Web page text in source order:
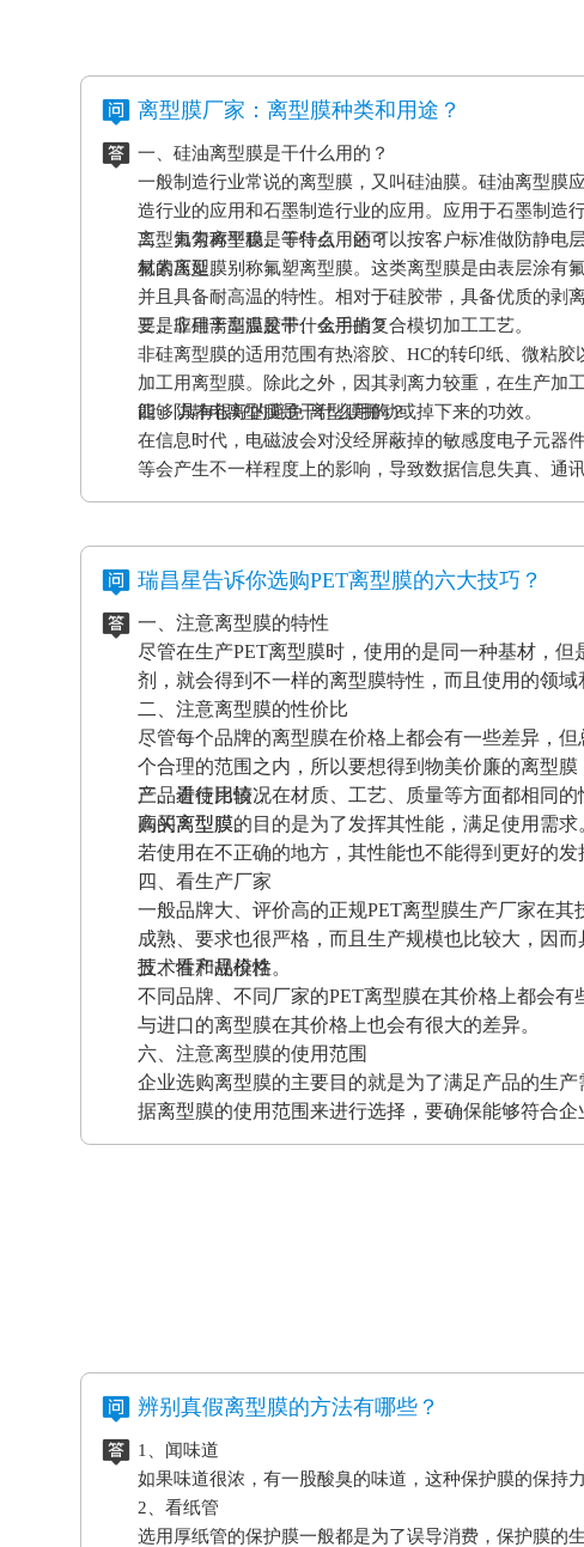
离型膜厂家：离型膜种类和用途？
一、硅油离型膜是干什么用的？
一般制造行业常说的离型膜，又叫硅油膜。硅油离型膜
造行业的应用和石墨制造行业的应用。应用于石墨制造
离型力匀称平稳、等特点，还可以按客户标准做防静电
材的压延。
二、氟素离型膜是干什么用的？
氟素离型膜别称氟塑离型膜。这类离型膜是由表层涂有
并且具备耐高温的特性。相对于硅胶带，具备优质的剥
要是应用于高温胶带、金手指复合模切加工工艺。
三、非硅离型膜是干什么用的？
非硅离型膜的适用范围有热溶胶、HC的转印纸、微粘胶
加工用离型膜。除此之外，因其剥离力较重，在生产加
能够 具有很好的避免 离型膜挪动或掉下来的功效。
四、防静电离型膜是干什么用的？
在信息时代，电磁波会对没经屏蔽掉的敏感度电子元器
等会产生不一样程度上的影响，导致数据信息失真、通
应和磨擦产生的静电感应对各种各样敏感元件、仪表设
瑞昌星告诉你选购PET离型膜的六大技巧？
一、注意离型膜的特性
尽管在生产PET离型膜时，使用的是同一种基材，但
剂，就会得到不一样的离型膜特性，而且使用的领域
二、注意离型膜的性价比
尽管每个品牌的离型膜在价格上都会有一些差异，
个合理的范围之内，所以要想得到物美价廉的离型膜
产品进行比较，在材质、工艺、质量等方面都相同
高的离型膜。
三、看使用情况
购买离型膜的目的是为了发挥其性能，满足使用需
若使用在不正确的地方，其性能也不能得到更好的发
四、看生产厂家
一般品牌大、评价高的正规PET离型膜生产厂家在其
成熟、要求也很严格，而且生产规模也比较大，因
技术性和规模性。
五、看产品价格
不同品牌、不同厂家的PET离型膜在其价格上都会有
与进口的离型膜在其价格上也会有很大的差异。
六、注意离型膜的使用范围
企业选购离型膜的主要目的就是为了满足产品的生
据离型膜的使用范围来进行选择，要确保能够符合企
辨别真假离型膜的方法有哪些？
1、闻味道
如果味道很浓，有一股酸臭的味道，这种保护膜的保持力
2、看纸管
选用厚纸管的保护膜一般都是为了误导消费，保护膜的